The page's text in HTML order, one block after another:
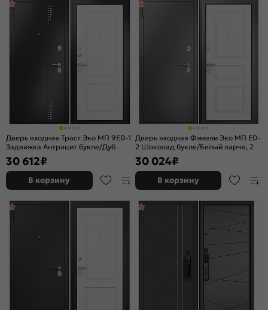
Дверь входная Траст Эко МП 9ED-1
Задвижка Антрацит букле/Дуб
белый скандинавский, 2 замка, с
ночной задвижкой
30 612₽
В корзину
Дверь входная Фэмели Эко МП ED-
2 Шоколад букле/Белый ларче, 2
замка
30 024₽
В корзину